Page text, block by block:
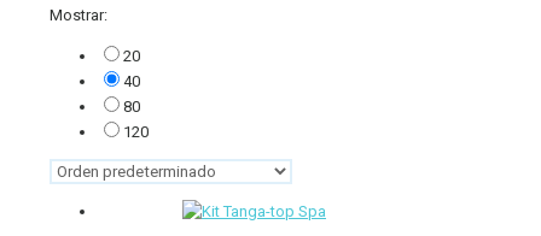
Mostrar:
20
40
80
120